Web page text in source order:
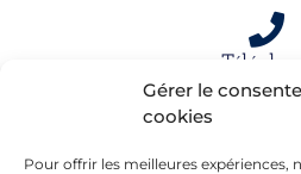
Gérer le
cookies
Pour offrir les meilleures expériences,
Téléphone
06 15 61